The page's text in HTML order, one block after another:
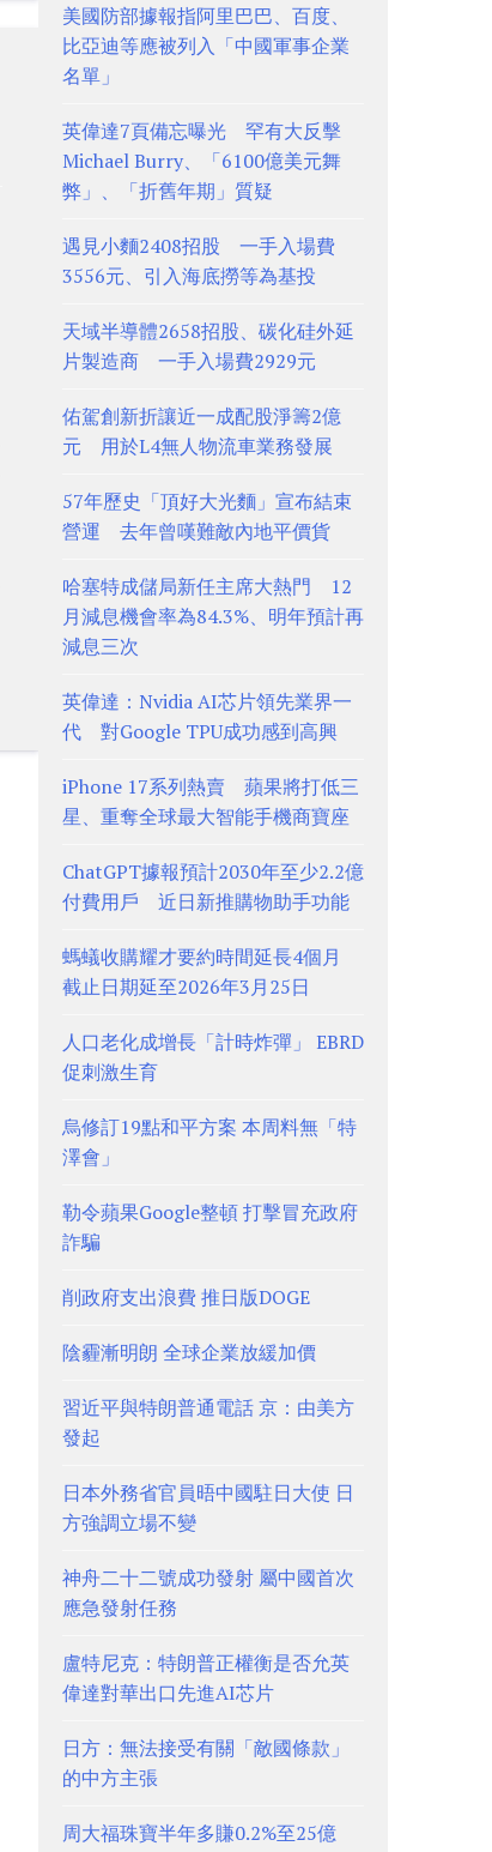
美國防部據報指阿里巴巴、百度、
比亞迪等應被列入「中國軍事企業
名單」
英偉達7頁備忘曝光 罕有大反擊
Michael Burry、「6100億美元舞
弊」、「折舊年期」質疑
遇見小麵2408招股 一手入場費
3556元、引入海底撈等為基投
天域半導體2658招股、碳化硅外延
片製造商 一手入場費2929元
佑駕創新折讓近一成配股淨籌2億
元 用於L4無人物流車業務發展
57年歷史「頂好大光麵」宣布結束
營運 去年曾嘆難敵內地平價貨
哈塞特成儲局新任主席大熱門 12
月減息機會率為84.3%、明年預計再
減息三次
英偉達：Nvidia AI芯片領先業界一
代 對Google TPU成功感到高興
iPhone 17系列熱賣 蘋果將打低三
星、重奪全球最大智能手機商寶座
ChatGPT據報預計2030年至少2.2億
付費用戶 近日新推購物助手功能
螞蟻收購耀才要約時間延長4個月
截止日期延至2026年3月25日
人口老化成增長「計時炸彈」 EBRD
促刺激生育
烏修訂19點和平方案 本周料無「特
澤會」
勒令蘋果Google整頓 打擊冒充政府
詐騙
削政府支出浪費 推日版DOGE
陰霾漸明朗 全球企業放緩加價
習近平與特朗普通電話 京：由美方
發起
日本外務省官員晤中國駐日大使 日
方強調立場不變
神舟二十二號成功發射 屬中國首次
應急發射任務
盧特尼克：特朗普正權衡是否允英
偉達對華出口先進AI芯片
日方：無法接受有關「敵國條款」
的中方主張
周大福珠寶半年多賺0.2%至25億